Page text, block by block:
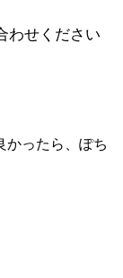
わせください
かったら、ぽち